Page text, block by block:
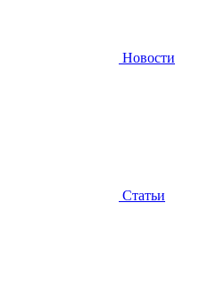
Новости
Статьи